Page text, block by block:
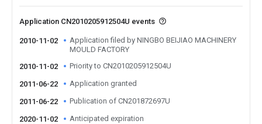
Application CN2010205912504U events
2010-11-02
Application filed by NINGBO BEIJIAO MACHINERY
MOULD FACTORY
2010-11-02
Priority to CN2010205912504U
2011-06-22 Application granted
2011-06-22 Publication of CN201872697U
2020-11-02 Anticipated expiration